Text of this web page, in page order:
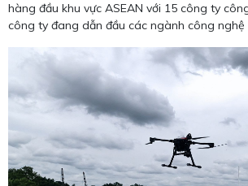
hàng đầu khu vực ASEAN với 15 công ty
công ty đang dẫn đầu các ngành công nghệ